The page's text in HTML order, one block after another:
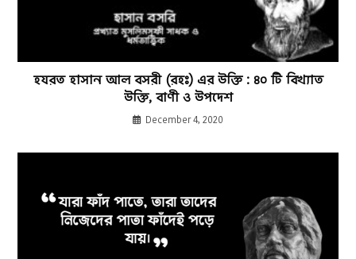
হযরত হাসান আল বসরী (রহঃ) এর উক্তি : ৪০ টি বিখ্যাত
উক্তি, বাণী ও উপদেশ
December 4, 2020